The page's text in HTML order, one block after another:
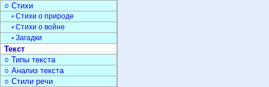
○ Стихи
▫ Стихи о природе
▫ Стихи о войне
▫ Загадки
Текст
○ Типы текста
○ Анализ текста
○ Стили речи